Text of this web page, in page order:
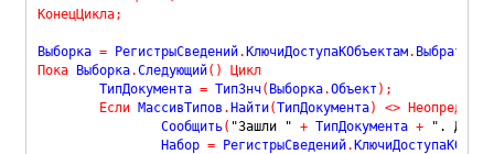
КонецЦикла;
Выборка = РегистрыСведений.КлючиДоступаКОбъектам. Выбрать
Пока Выборка.Следующий( )
Цикл
	ТипДокумента
= ТипЗнч( Выборка.Объект ) ;
Если МассивТипов .Найти(ТипДокумента) <>
		Сообщить
( "Зашли " + ТипДокумента +
".
		Набор
= РегистрыСведений.